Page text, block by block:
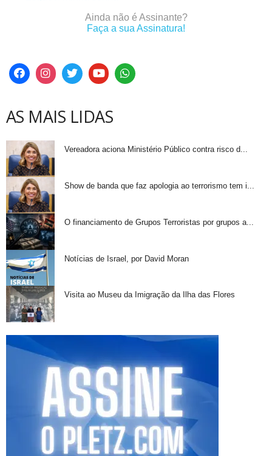
Ainda não é Assinante?
Faça a sua Assinatura!
AS MAIS LIDAS
Vereadora aciona Ministério Público contra risco d...
Show de banda que faz apologia ao terrorismo tem i...
O financiamento de Grupos Terroristas por grupos a...
Notícias de Israel, por David Moran
Visita ao Museu da Imigração da Ilha das Flores